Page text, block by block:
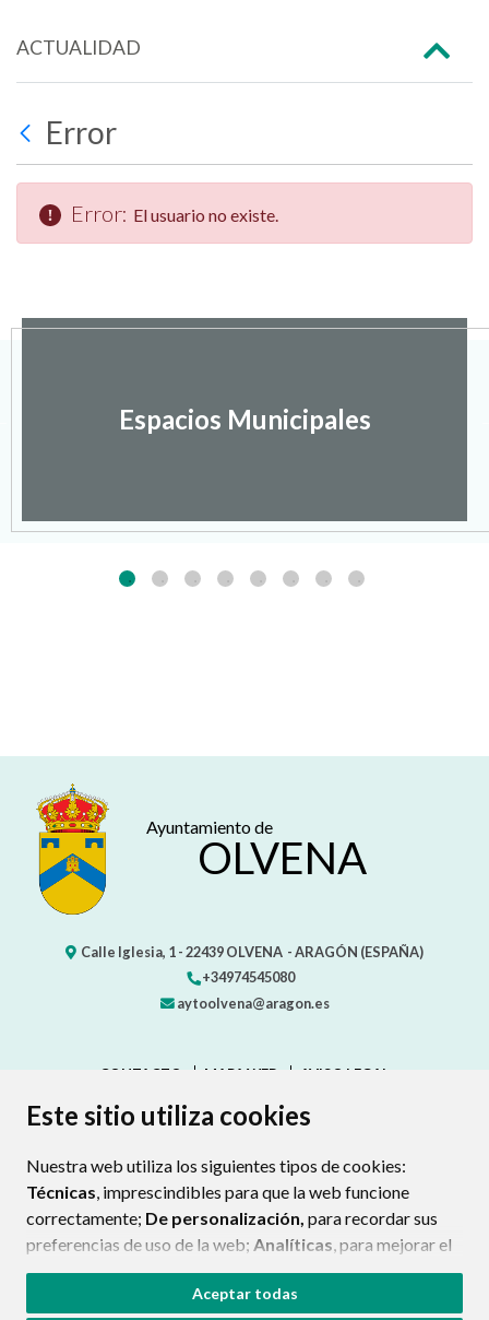
Este sitio utiliza cookies
Nuestra web utiliza los siguientes tipos de cookies:
Técnicas, imprescindibles para que la web funcione
correctamente; De personalización, para recordar sus
preferencias de uso de la web; Analíticas, para mejorar el
funcionamiento de la web y sus servicios.
Si acepta pulsando el botón“Aceptar todas”
Aceptar todas
ACTUALIDAD
Error
Error: El usuario no existe.
Espacios Municipales
Ayuntamiento de
OLVENA
Calle Iglesia, 1 -22439OLVENA - ARAGÓN (ESPAÑA)
+34974545080
aytoolvena@aragon.es
CONTACTO MAPA WEB
AVISO LEGAL
PROTECCIÓN DE DATOS
POLÍTICA DE COOKIES